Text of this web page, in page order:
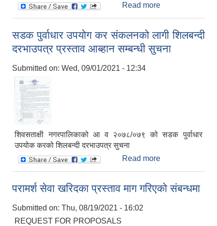
Read more
procurement of
printing
सडक पुर्वाधार उपयोग कर संकलनको लागी शिलबन्दी
दरभाउपत्र प्रस्ताव आब्हान सम्बन्धी सुचना
Submitted on: Wed, 09/01/2021 - 12:34
शिवसताक्षी नगरपालिकाको आ व २०७८/०७९ को सडक पुर्वाधार
उपयोक करको शिलबन्दी दरभाउपत्र सुचना
Read more
शिलबन्दी दरभाउपत्र
परामर्श सेवा खरिदका प्रस्ताव माग गरिएको संबन्धमा
Submitted on: Thu, 08/19/2021 - 16:02
REQUEST FOR PROPOSALS